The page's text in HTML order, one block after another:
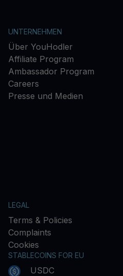
UNTERNEHMEN
Über YouHodler
Affiliate Program
Ambassador Program
Careers
Presse und Medien
LEGAL
Terms & Policies
Complaints
Cookies
STABLECOINS FOR EU
USDC